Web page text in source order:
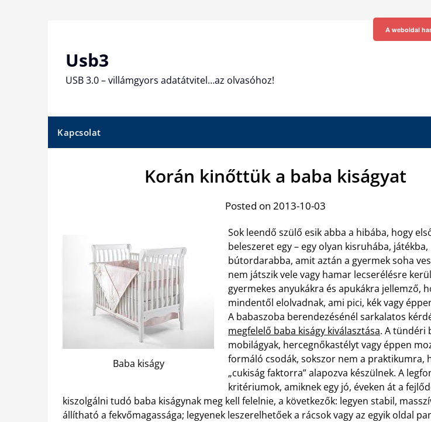
Usb3
USB 3.0 – villámgyors adatátvitel…az olvasóhoz!
Kapcsolat
Korán kinőttük a baba kiságyat
Posted on 2013-10-03
Baba kiságy
Sok leendő szülő esik abba a hibába, hogy
beleszeret egy – egy olyan kisruhába, játékba,
bútordarabba, amit aztán a gyermek soha
nem játszik vele vagy hamar lecserélésre
gyermekes anyukákra és apukákra jellemző,
mindentől elolvadnak, ami pici, kék vagy
A babaszoba berendezésénél sarkalatos
megfelelő baba kiságy kiválasztása. A tündéri
mobilágyak, hercegnőkastélyt vagy éppen
formáló csodák, sokszor nem a praktikumra,
„cukiság faktorra” alapozva készülnek. A
kritériumok, amiknek egy jó, éveken át a
kiszolgálni tudó baba kiságynak meg kell felelnie, a következők: legyen stabil,
állítható a fekvőmagassága; legyenek leszerelhetőek a rácsok vagy az egyik oldal
A weboldal